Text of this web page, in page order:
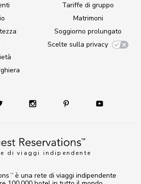
di viaggi indipendente
Tariffe di gruppo
Matrimoni
Soggiorno prolungato
Scelte sulla privacy
TM
è una rete di viaggi indipendente